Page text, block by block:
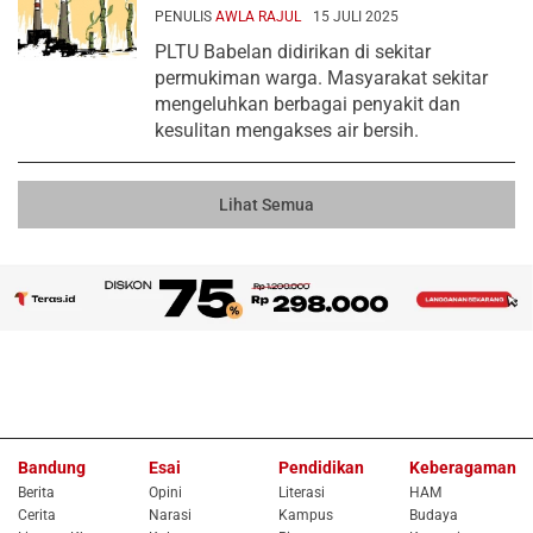
PENULIS AWLA RAJUL 15 JULI 2025
PLTU Babelan didirikan di sekitar
permukiman warga. Masyarakat sekitar
mengeluhkan berbagai penyakit dan
kesulitan mengakses air bersih.
Lihat Semua
Bandung
Berita
Cerita
Esai
Opini
Narasi
Pendidikan
Literasi
Kampus
Keberagaman
HAM
Budaya